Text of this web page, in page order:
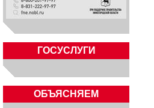
ГОСУСЛУГИ
ОБЪЯСНЯЕМ